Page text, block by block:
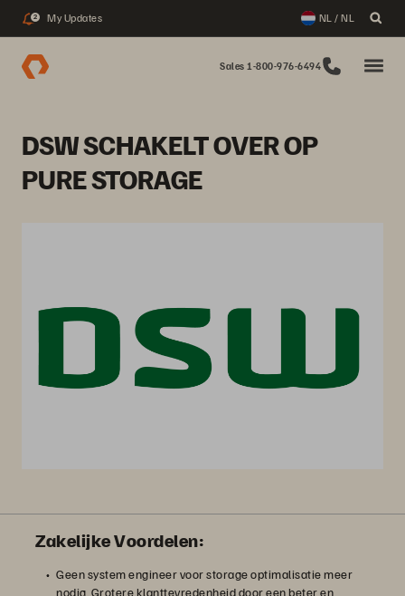
2 My Updates NL / NL
Sales 1-800-976-6494
DSW SCHAKELT OVER OP
PURE STORAGE
Zakelijke Voordelen:
Geen system engineer voor storage optimalisatie meer
nodig. Grotere klanttevredenheid door een beter en